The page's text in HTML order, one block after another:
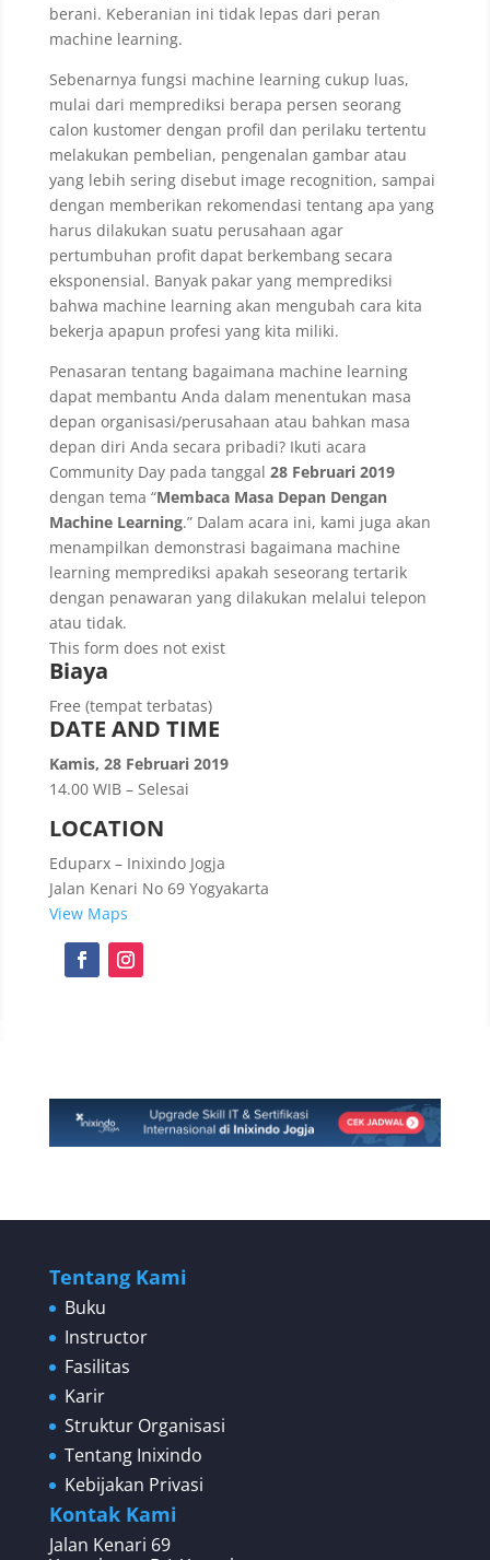
berani. Keberanian ini tidak lepas dari peran
machine learning.
Sebenarnya fungsi machine learning cukup luas,
mulai dari memprediksi berapa persen seorang
calon kustomer dengan profil dan perilaku tertentu
melakukan pembelian, pengenalan gambar atau
yang lebih sering disebut image recognition, sampai
dengan memberikan rekomendasi tentang apa yang
harus dilakukan suatu perusahaan agar
pertumbuhan profit dapat berkembang secara
eksponensial. Banyak pakar yang memprediksi
bahwa machine learning akan mengubah cara kita
bekerja apapun profesi yang kita miliki.
Penasaran tentang bagaimana machine learning
dapat membantu Anda dalam menentukan masa
depan organisasi/perusahaan atau bahkan masa
depan diri Anda secara pribadi? Ikuti acara
Community Day pada tanggal 28 Februari 2019
dengan tema “Membaca Masa Depan Dengan
Machine Learning.” Dalam acara ini, kami juga akan
menampilkan demonstrasi bagaimana machine
learning memprediksi apakah seseorang tertarik
dengan penawaran yang dilakukan melalui telepon
atau tidak.
This form does not exist
Biaya
Free (tempat terbatas)
DATE AND TIME
Kamis, 28 Februari 2019
14.00 WIB – Selesai
LOCATION
Eduparx – Inixindo Jogja
Jalan Kenari No 69 Yogyakarta
View Maps
Tentang Kami
Buku
Instructor
Fasilitas
Karir
Struktur Organisasi
Tentang Inixindo
Kebijakan Privasi
Kontak Kami
Jalan Kenari 69